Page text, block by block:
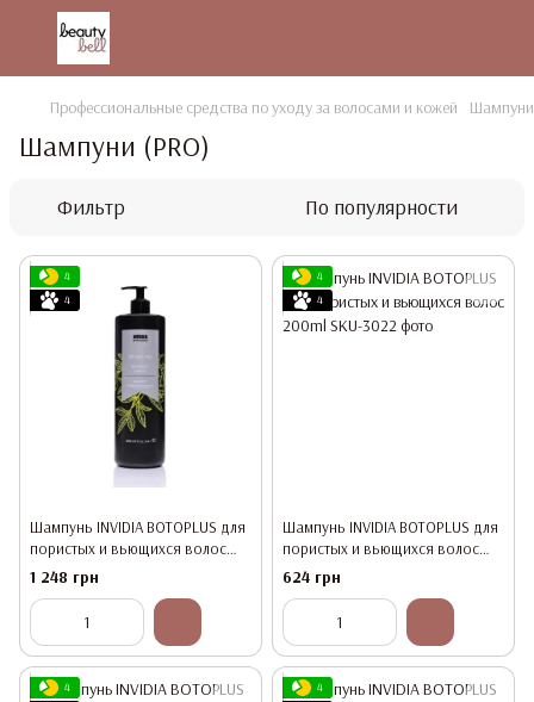
Профессиональные средства по уходу за волосами и кожей Шампуни
Шампуни (PRO)
Фильтр По популярности
4
4
Шампунь INVIDIA BOTOPLUS для
пористых и вьющихся волос
1000ml
1 248 грн
4
4
Шампунь INVIDIA BOTOPLUS для
пористых и вьющихся волос
200ml
624 грн
4
4